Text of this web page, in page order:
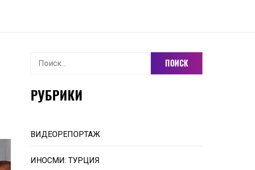
Найти:
РУБРИКИ
ВИДЕОРЕПОРТАЖ
ИНОСМИ: ТУРЦИЯ